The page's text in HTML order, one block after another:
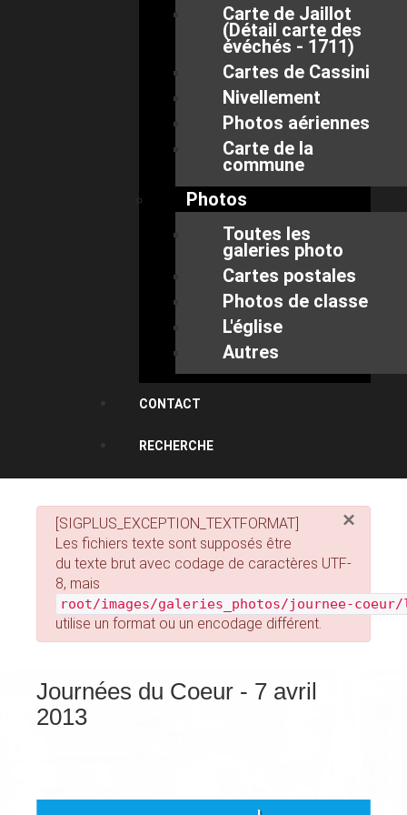
Carte de Jaillot
(Détail carte des
évéchés - 1711)
Cartes de Cassini
Nivellement
Photos aériennes
Carte de la
commune
Photos
Toutes les
galeries photo
Cartes postales
Photos de classe
L'église
Autres
CONTACT
RECHERCHE
×
[SIGPLUS_EXCEPTION_TEXTFORMAT]
Les fichiers texte sont supposés être
du texte brut avec codage de caractères UTF-
8, mais
root/images/galeries_photos/journee-
utilise un format ou un encodage différent.
Journées du Coeur - 7 avril
2013